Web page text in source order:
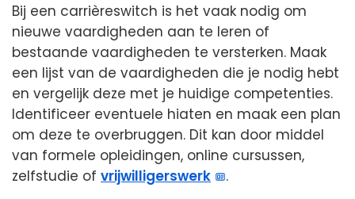
Bij een carrièreswitch is het vaak nodig om
nieuwe vaardigheden aan te leren of
bestaande vaardigheden te versterken. Maak
een lijst van de vaardigheden die je nodig hebt
en vergelijk deze met je huidige competenties.
Identificeer eventuele hiaten en maak een plan
om deze te overbruggen. Dit kan door middel
van formele opleidingen, online cursussen,
zelfstudie of vrijwilligerswerk
.